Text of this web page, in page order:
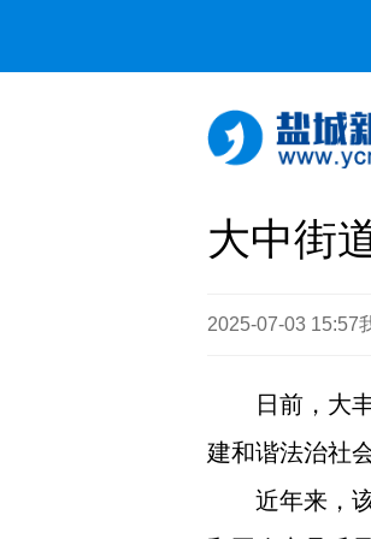
大中街
2025-07-03 15:57
日前，大
建和谐法治社
近年来，